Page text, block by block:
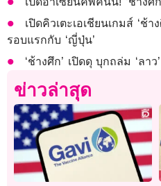
เปิดคิวเตะเอเชียนเกมส์ ‘ช้
รอบแรกกับ ‘ญี่ปุ่น’
‘ช้างศึก’ เปิดดุ บุกถล่ม ‘ลา
ข่าวล่าสุด